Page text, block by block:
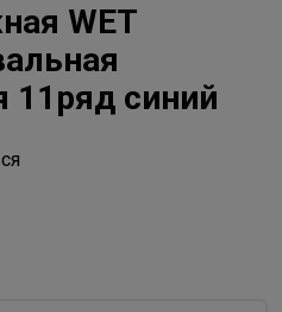
WET
11ряд синий